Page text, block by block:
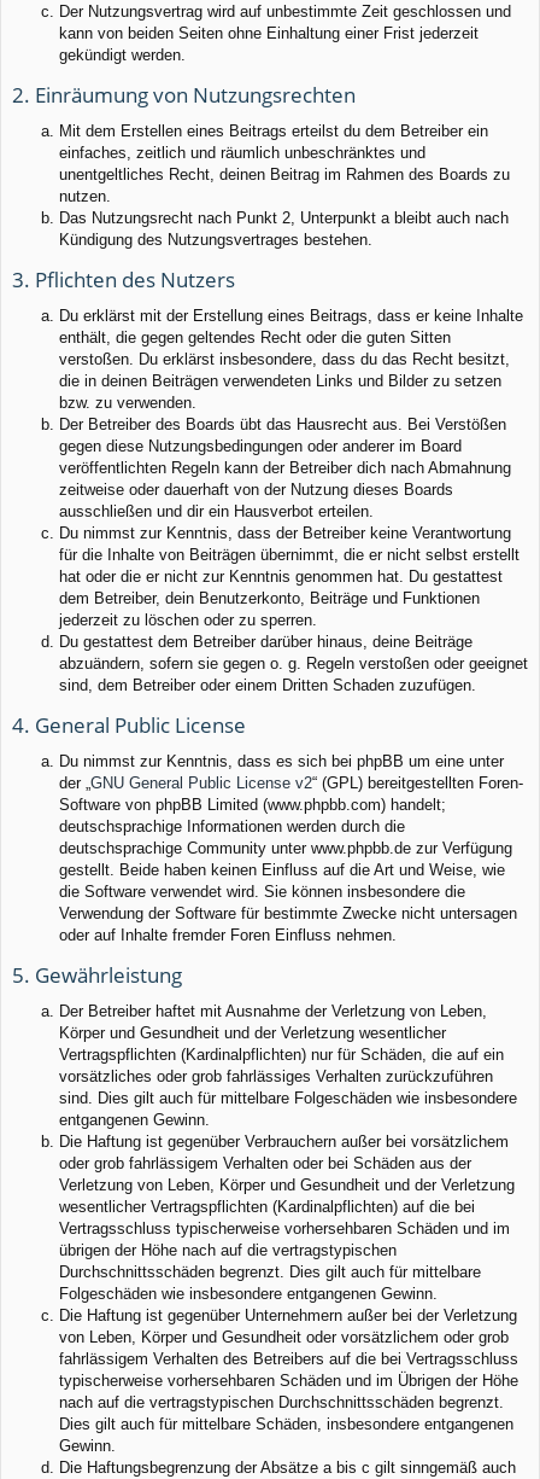
Der Nutzungsvertrag wird auf unbestimmte Zeit geschlossen und
kann von beiden Seiten ohne Einhaltung einer Frist jederzeit
gekündigt werden.
2. Einräumung von Nutzungsrechten
Mit dem Erstellen eines Beitrags erteilst du dem Betreiber ein
einfaches, zeitlich und räumlich unbeschränktes und
unentgeltliches Recht, deinen Beitrag im Rahmen des Boards zu
nutzen.
Das Nutzungsrecht nach Punkt 2, Unterpunkt a bleibt auch nach
Kündigung des Nutzungsvertrages bestehen.
3. Pflichten des Nutzers
Du erklärst mit der Erstellung eines Beitrags, dass er keine Inhalte
enthält, die gegen geltendes Recht oder die guten Sitten
verstoßen. Du erklärst insbesondere, dass du das Recht besitzt,
die in deinen Beiträgen verwendeten Links und Bilder zu setzen
bzw. zu verwenden.
Der Betreiber des Boards übt das Hausrecht aus. Bei Verstößen
gegen diese Nutzungsbedingungen oder anderer im Board
veröffentlichten Regeln kann der Betreiber dich nach Abmahnung
zeitweise oder dauerhaft von der Nutzung dieses Boards
ausschließen und dir ein Hausverbot erteilen.
Du nimmst zur Kenntnis, dass der Betreiber keine Verantwortung
für die Inhalte von Beiträgen übernimmt, die er nicht selbst erstellt
hat oder die er nicht zur Kenntnis genommen hat. Du gestattest
dem Betreiber, dein Benutzerkonto, Beiträge und Funktionen
jederzeit zu löschen oder zu sperren.
Du gestattest dem Betreiber darüber hinaus, deine Beiträge
abzuändern, sofern sie gegen o. g. Regeln verstoßen oder geeignet
sind, dem Betreiber oder einem Dritten Schaden zuzufügen.
4. General Public License
Du nimmst zur Kenntnis, dass es sich bei phpBB um eine unter
der „GNU General Public License v2“ (GPL) bereitgestellten Foren-
Software von phpBB Limited (www.phpbb.com) handelt;
deutschsprachige Informationen werden durch die
deutschsprachige Community unter www.phpbb.de zur Verfügung
gestellt. Beide haben keinen Einfluss auf die Art und Weise, wie
die Software verwendet wird. Sie können insbesondere die
Verwendung der Software für bestimmte Zwecke nicht untersagen
oder auf Inhalte fremder Foren Einfluss nehmen.
5. Gewährleistung
Der Betreiber haftet mit Ausnahme der Verletzung von Leben,
Körper und Gesundheit und der Verletzung wesentlicher
Vertragspflichten (Kardinalpflichten) nur für Schäden, die auf ein
vorsätzliches oder grob fahrlässiges Verhalten zurückzuführen
sind. Dies gilt auch für mittelbare Folgeschäden wie insbesondere
entgangenen Gewinn.
Die Haftung ist gegenüber Verbrauchern außer bei vorsätzlichem
oder grob fahrlässigem Verhalten oder bei Schäden aus der
Verletzung von Leben, Körper und Gesundheit und der Verletzung
wesentlicher Vertragspflichten (Kardinalpflichten) auf die bei
Vertragsschluss typischerweise vorhersehbaren Schäden und im
übrigen der Höhe nach auf die vertragstypischen
Durchschnittsschäden begrenzt. Dies gilt auch für mittelbare
Folgeschäden wie insbesondere entgangenen Gewinn.
Die Haftung ist gegenüber Unternehmern außer bei der Verletzung
von Leben, Körper und Gesundheit oder vorsätzlichem oder grob
fahrlässigem Verhalten des Betreibers auf die bei Vertragsschluss
typischerweise vorhersehbaren Schäden und im Übrigen der Höhe
nach auf die vertragstypischen Durchschnittsschäden begrenzt.
Dies gilt auch für mittelbare Schäden, insbesondere entgangenen
Gewinn.
Die Haftungsbegrenzung der Absätze a bis c gilt sinngemäß auch